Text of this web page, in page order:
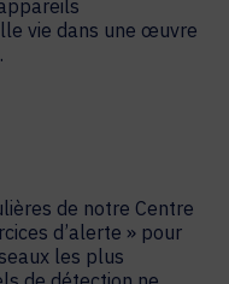
vie dans une œuvre
de notre Centre
d’alerte » pour
les plus